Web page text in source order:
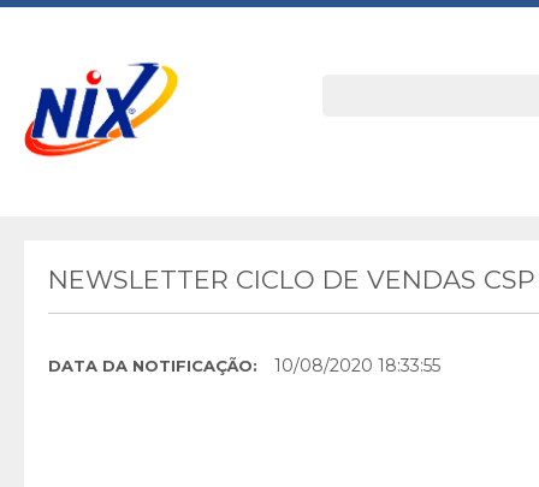
NEWSLETTER CICLO DE VENDAS
DATA DA NOTIFICAÇÃO: 10/08/2020 18:33:55